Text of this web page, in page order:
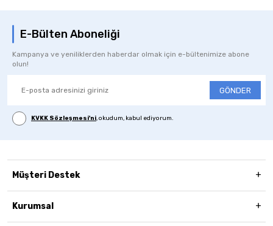
E-Bülten Aboneliği
Kampanya ve yeniliklerden haberdar olmak için e-bültenimize abone
olun!
GÖNDER
KVKK Sözleşmesi'ni, okudum, kabul ediyorum.
Müşteri Destek
Kurumsal